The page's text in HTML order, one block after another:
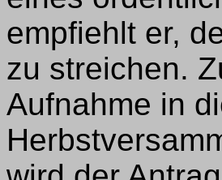
empfiehlt er,
zu streichen.
Aufnahme in